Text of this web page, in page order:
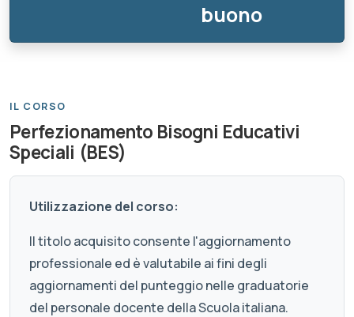
buono
IL CORSO
Perfezionamento Bisogni Educativi
Speciali (BES)
Utilizzazione del corso:
Il titolo acquisito consente l'aggiornamento
professionale ed è valutabile ai fini degli
aggiornamenti del punteggio nelle graduatorie
del personale docente della Scuola italiana.